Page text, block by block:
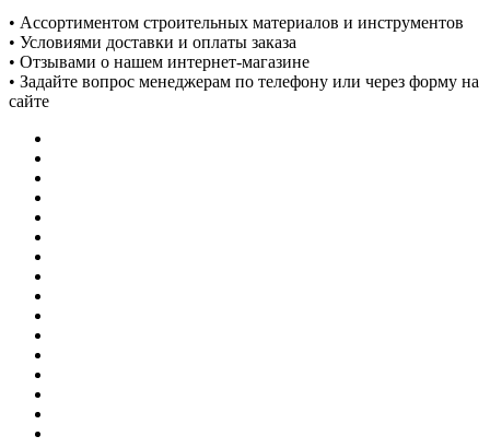
• Ассортиментом строительных материалов и инструментов
• Условиями доставки и оплаты заказа
• Отзывами о нашем интернет-магазине
• Задайте вопрос менеджерам по телефону или через форму на
сайте